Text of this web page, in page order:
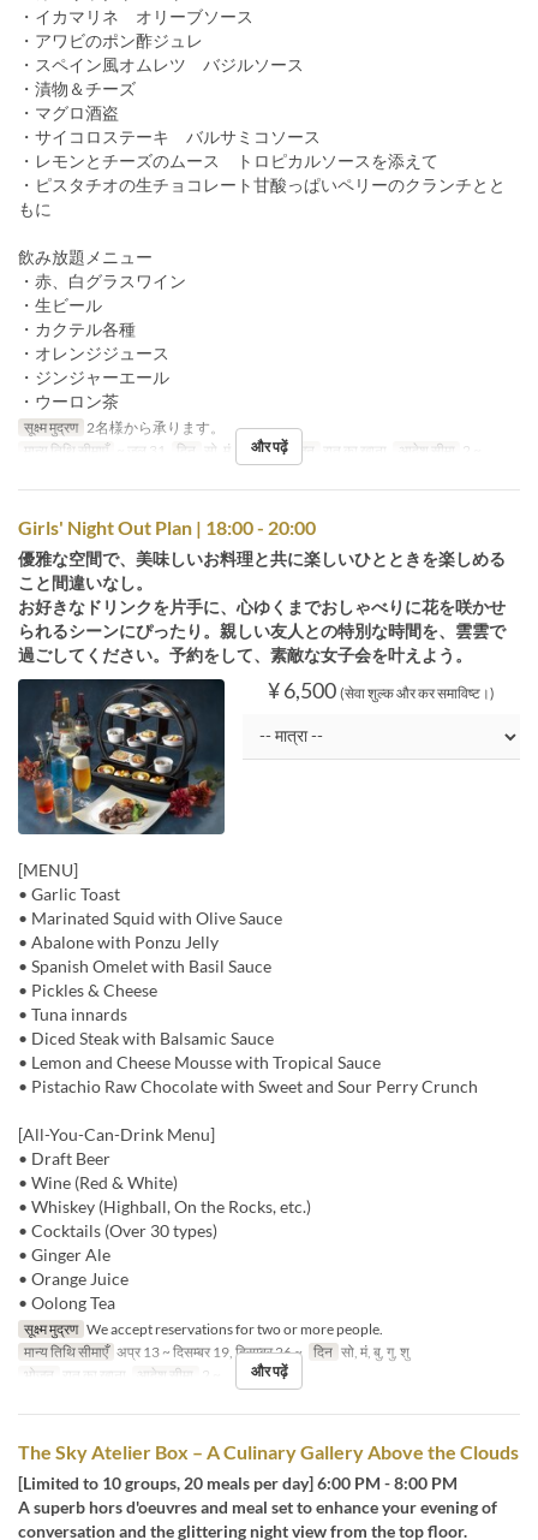
・イカマリネ オリーブソース
・アワビのポン酢ジュレ
・スペイン風オムレツ バジルソース
・漬物＆チーズ
・マグロ酒盗
・サイコロステーキ バルサミコソース
・レモンとチーズのムース トロピカルソースを添えて
・ピスタチオの生チョコレート甘酸っぱいペリーのクランチとと
もに
飲み放題メニュー
・赤、白グラスワイン
・生ビール
・カクテル各種
・オレンジジュース
・ジンジャーエール
・ウーロン茶
सूक्ष्म मुद्रण 2名様から承ります。
मान्य तिथि सीमाएँ
~ जुल 31 दिन सो, मं, बु, गु, शु भोजन रात का खाना आदेश सीमा 2 ~
और पढ़ें
Girls' Night Out Plan | 18:00 - 20:00
優雅な空間で、美味しいお料理と共に楽しいひとときを楽しめる
こと間違いなし。
お好きなドリンクを片手に、心ゆくまでおしゃべりに花を咲かせ
られるシーンにぴったり。親しい友人との特別な時間を、雲雲で
過ごしてください。予約をして、素敵な女子会を叶えよう。
¥ 6,500 (सेवा शुल्क और कर समाविष्ट।)
[MENU]
• Garlic Toast
• Marinated Squid with Olive Sauce
• Abalone with Ponzu Jelly
• Spanish Omelet with Basil Sauce
• Pickles & Cheese
• Tuna innards
• Diced Steak with Balsamic Sauce
• Lemon and Cheese Mousse with Tropical Sauce
• Pistachio Raw Chocolate with Sweet and Sour Perry Crunch
[All-You-Can-Drink Menu]
• Draft Beer
• Wine (Red & White)
• Whiskey (Highball, On the Rocks, etc.)
• Cocktails (Over 30 types)
• Ginger Ale
• Orange Juice
• Oolong Tea
सूक्ष्म मुद्रण We accept reservations for two or more people.
मान्य तिथि सीमाएँ अप्र 13 ~ दिसम्बर 19, दिसम्बर 26 ~ दिन सो, मं, बु, गु, शु
भोजन
रात का खाना आदेश सीमा 2 ~ और पढ़ें
The Sky Atelier Box – A Culinary Gallery Above the Clouds
[Limited to 10 groups, 20 meals per day] 6:00 PM - 8:00 PM
A superb hors d'oeuvres and meal set to enhance your evening of
conversation and the glittering night view from the top floor.